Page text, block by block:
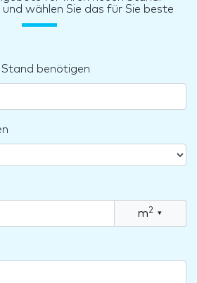
und wählen Sie das für Sie beste
benötigen
m2 ▾